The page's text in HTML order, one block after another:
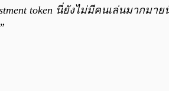
token นี่ยังไม่มีคนเล่นมากม